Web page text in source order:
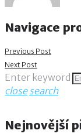
Navigace
Previous Post
Next Post
Enter keyword
close search
Nejnovější